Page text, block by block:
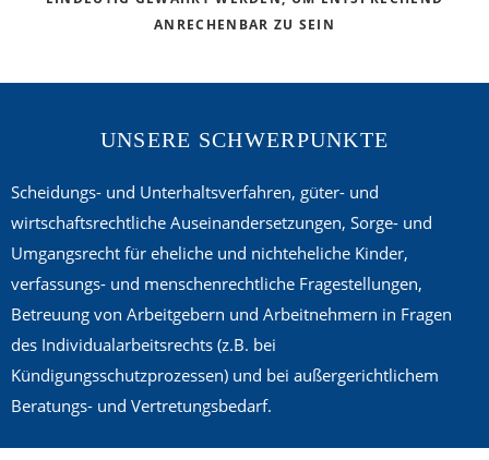
ANRECHENBAR ZU SEIN
UNSERE SCHWERPUNKTE
Scheidungs- und Unterhaltsverfahren, güter- und
wirtschaftsrechtliche Auseinandersetzungen, Sorge- und
Umgangsrecht für eheliche und nichteheliche Kinder,
verfassungs- und menschenrechtliche Fragestellungen,
Betreuung von Arbeitgebern und Arbeitnehmern in Fragen
des Individualarbeitsrechts (z.B. bei
Kündigungsschutzprozessen) und bei außergerichtlichem
Beratungs- und Vertretungsbedarf.